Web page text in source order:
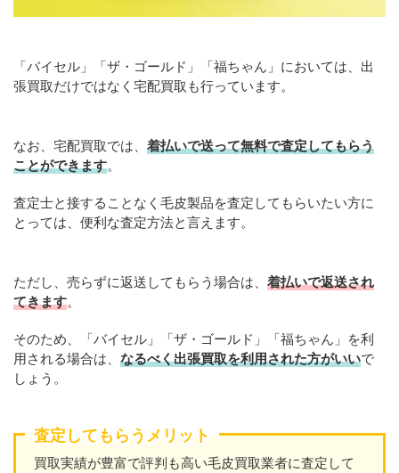
「バイセル」「ザ・ゴールド」「福ちゃん」においては、出
張買取だけではなく宅配買取も行っています。
なお、宅配買取では、 着払いで送って無料で査定してもらう
ことができます。
査定士と接することなく毛皮製品を査定してもらいたい方に
とっては、便利な査定方法と言えます。
ただし、売らずに返送してもらう場合は、 着払いで返送され
てきます。
そのため、「バイセル」「ザ・ゴールド」「福ちゃん」を利
用される場合は、 なるべく出張買取を利用された方がいいで
しょう。
査定してもらうメリット
買取実績が豊富で評判も高い毛皮買取業者に査定して